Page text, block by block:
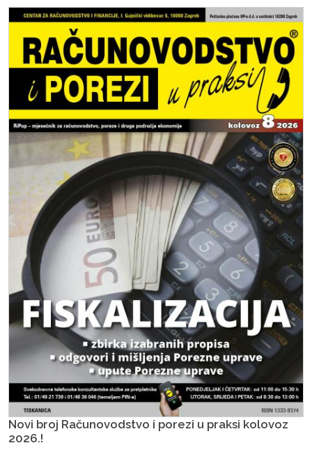
Novi broj Računovodstvo i porezi u praksi kolovoz
2026.!